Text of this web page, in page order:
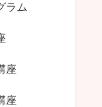
ラム
座
座